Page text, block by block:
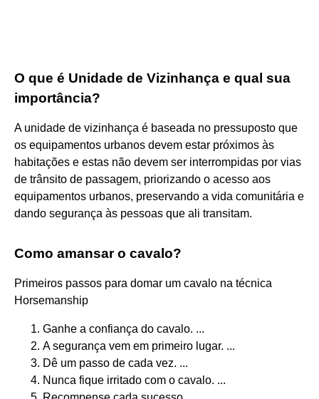
O que é Unidade de Vizinhança e qual sua
importância?
A unidade de vizinhança é baseada no pressuposto que
os equipamentos urbanos devem estar próximos às
habitações e estas não devem ser interrompidas por vias
de trânsito de passagem, priorizando o acesso aos
equipamentos urbanos, preservando a vida comunitária e
dando segurança às pessoas que ali transitam.
Como amansar o cavalo?
Primeiros passos para domar um cavalo na técnica
Horsemanship
Ganhe a confiança do cavalo. ...
A segurança vem em primeiro lugar. ...
Dê um passo de cada vez. ...
Nunca fique irritado com o cavalo. ...